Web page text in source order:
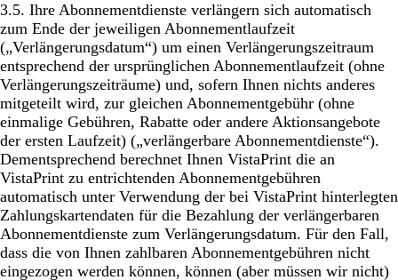
3.5. Ihre Abonnementdienste verlängern sich automatisch
zum Ende der jeweiligen Abonnementlaufzeit
(„Verlängerungsdatum“) um einen Verlängerungszeitraum
entsprechend der ursprünglichen Abonnementlaufzeit (ohne
Verlängerungszeiträume) und, sofern Ihnen nichts anderes
mitgeteilt wird, zur gleichen Abonnementgebühr (ohne
einmalige Gebühren, Rabatte oder andere Aktionsangebote
der ersten Laufzeit) („verlängerbare Abonnementdienste“).
Dementsprechend berechnet Ihnen VistaPrint die an
VistaPrint zu entrichtenden Abonnementgebühren
automatisch unter Verwendung der bei VistaPrint hinterlegten
Zahlungskartendaten für die Bezahlung der verlängerbaren
Abonnementdienste zum Verlängerungsdatum. Für den Fall,
dass die von Ihnen zahlbaren Abonnementgebühren nicht
eingezogen werden können, können (aber müssen wir nicht)